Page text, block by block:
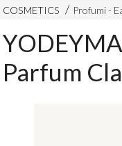
COSMETICS Profumi -
Parfum